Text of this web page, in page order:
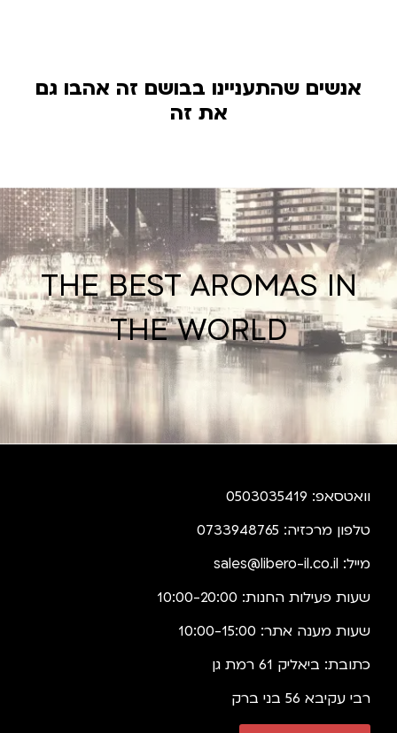
אנשים שהתעניינו בבושם זה אהבו גם
את זה
THE BEST AROMAS IN
THE WORLD
וואטסאפ: 0503035419
טלפון מרכזיה: 0733948765
מייל: sales@libero-il.co.il
שעות פעילות החנות: 10:00-20:00
שעות מענה אתר: 10:00-15:00
כתובת: ביאליק 61 רמת גן
רבי עקיבא 56 בני ברק